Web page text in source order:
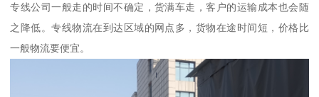
专线公司一般走的时间不确定，货满车走，客户的运输成本也会随
之降低。专线物流在到达区域的网点多，货物在途时间短，价格比
一般物流要便宜。